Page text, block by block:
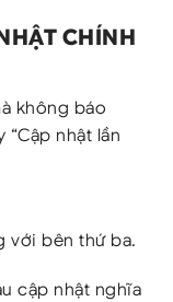
CHÍNH
không báo
nhật lần
với bên thứ ba.
cập nhật nghĩa